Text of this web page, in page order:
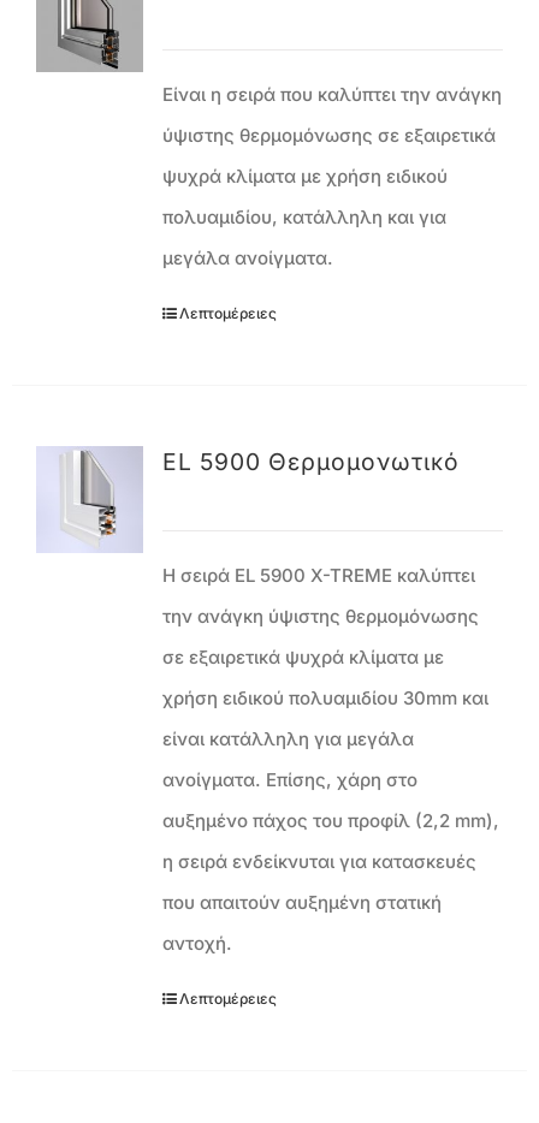
Είναι η σειρά που καλύπτει την ανάγκη
ύψιστης θερμομόνωσης σε εξαιρετικά
ψυχρά κλίματα με χρήση ειδικού
πολυαμιδίου, κατάλληλη και για
μεγάλα ανοίγματα.
Λεπτομέρειες
EL 5900 Θερμομονωτικό
Η σειρά EL 5900 X-TREME καλύπτει
την ανάγκη ύψιστης θερμομόνωσης
σε εξαιρετικά ψυχρά κλίματα με
χρήση ειδικού πολυαμιδίου 30mm και
είναι κατάλληλη για μεγάλα
ανοίγματα. Επίσης, χάρη στο
αυξημένο πάχος του προφίλ (2,2 mm),
η σειρά ενδείκνυται για κατασκευές
που απαιτούν αυξημένη στατική
αντοχή.
Λεπτομέρειες